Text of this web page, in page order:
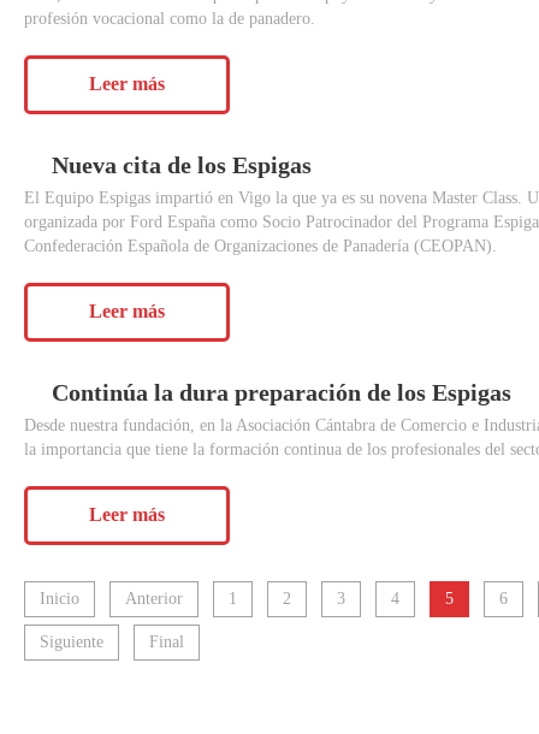
profesión vocacional como la de panadero.
Leer más
Nueva cita de los Espigas
El Equipo Espigas impartió en Vigo la que ya es su novena Master Class.
organizada por Ford España como Socio Patrocinador del Programa
Confederación Española de Organizaciones de Panadería (CEOPAN).
Leer más
Continúa la dura preparación de los Espigas
Desde nuestra fundación, en la Asociación Cántabra de Comercio e
la importancia que tiene la formación continua de los profesionales del
Leer más
Inicio Anterior 1 2 3 4 5 6
Siguiente Final